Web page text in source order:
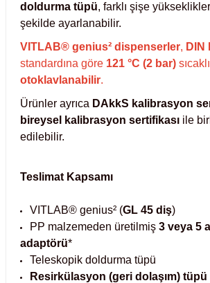
doldurma tüpü, farklı şişe
şekilde ayarlanabilir.
VITLAB® genius² dispenserler, DIN
standardına göre 121 °C (2 bar)
otoklavlanabilir.
Ürünler ayrıca DAkkS kalibrasyon
bireysel kalibrasyon sertifikası ile
edilebilir.
Teslimat Kapsamı
VITLAB® genius² (GL 45 diş)
PP malzemeden üretilmiş3 veya 5
adaptörü*
Teleskopik doldurma tüpü
Resirkülasyon (geri dolaşım) tüpü